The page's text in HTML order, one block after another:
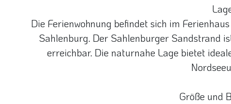
Die Ferienwohnung befindet sich im
Sahlenburg. Der Sahlenburger Sandstrand
erreichbar. Die naturnahe Lage bietet
Größe und